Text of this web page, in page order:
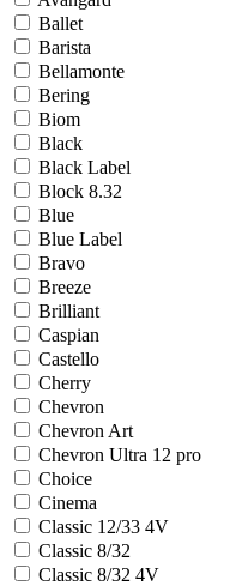
Ballet
Barista
Bellamonte
Bering
Biom
Black
Black Label
Block 8.32
Blue
Blue Label
Bravo
Breeze
Brilliant
Caspian
Castello
Cherry
Chevron
Chevron Art
Chevron Ultra 12 pro
Choice
Cinema
Classic 12/33 4V
Classic 8/32
Classic 8/32 4V